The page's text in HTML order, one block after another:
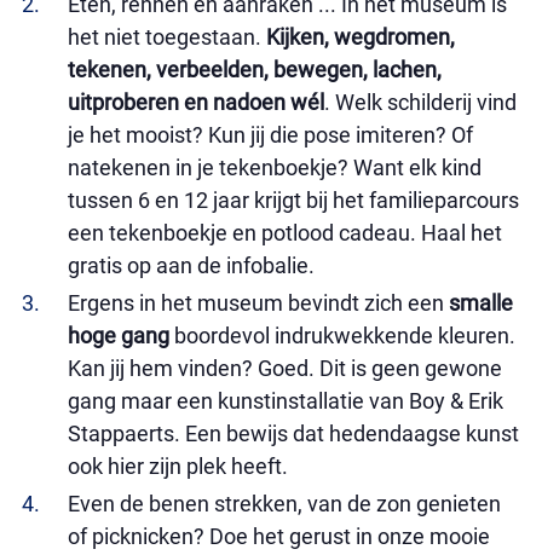
het niet toegestaan. Kijken, wegdromen,
tekenen, verbeelden, bewegen, lachen,
uitproberen en nadoen wél . Welk schilderij vind
je het mooist? Kun jij die pose imiteren? Of
natekenen in je tekenboekje? Want elk kind
tussen 6 en 12 jaar krijgt bij het familieparcours
een tekenboekje en potlood cadeau. Haal het
gratis op aan de infobalie.
Ergens in het museum bevindt zich een smalle
hoge gang boordevol indrukwekkende kleuren.
Kan jij hem vinden? Goed. Dit is geen gewone
gang maar een kunstinstallatie van Boy & Erik
Stappaerts. Een bewijs dat hedendaagse kunst
ook hier zijn plek heeft.
Even de benen strekken, van de zon genieten
of picknicken? Doe het gerust in onze mooie